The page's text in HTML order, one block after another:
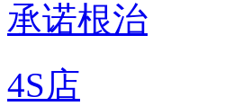
4S店